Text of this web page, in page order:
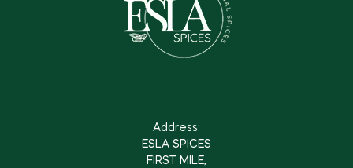
Address:
ESLA SPICES
FIRST MILE,